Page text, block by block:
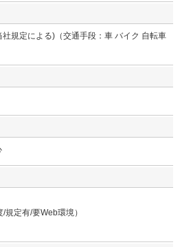
規定による)（交通手段：車 バイク 自転車
規定有/要Web環境）